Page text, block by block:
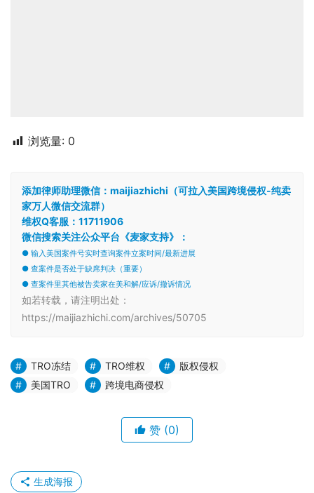
浏览量: 0
添加律师助理微信：maijiazhichi（可拉入美国跨境侵权-纯卖
家万人微信交流群）
维权Q客服：11711906
微信搜索关注公众平台《麦家支持》：
● 输入美国案件号实时查询案件立案时间/最新进展
● 查案件是否处于缺席判决（重要）
● 查案件里其他被告卖家在美和解/应诉/撤诉情况
如若转载，请注明出处：
https://maijiazhichi.com/archives/50705
TRO冻结 TRO维权
版权侵权
美国TRO
跨境电商侵权
赞 (0)
生成海报